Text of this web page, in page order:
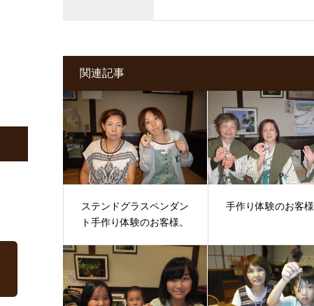
関連記事
ステンドグラスペンダン
ト手作り体験のお客様。
手作り体験のお客様